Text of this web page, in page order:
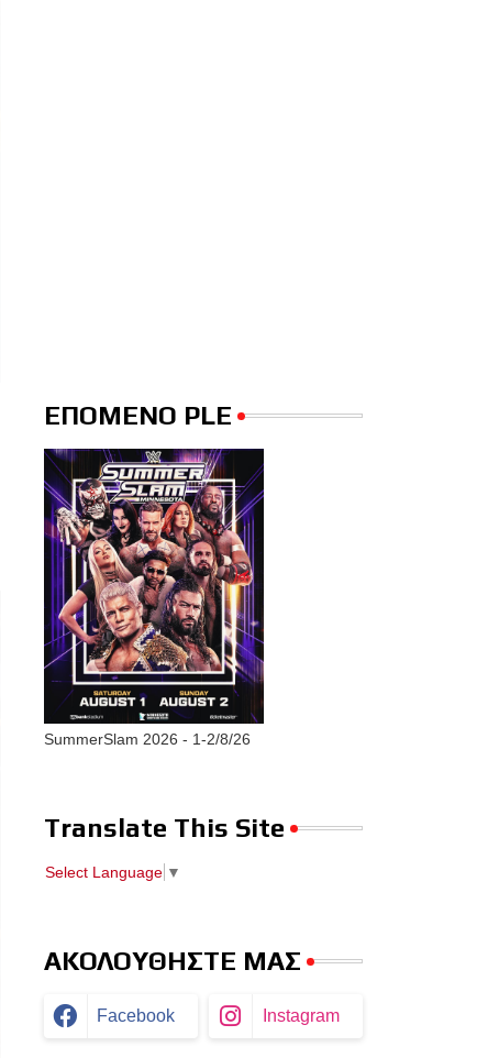
ΕΠΟΜΕΝΟ PLE
SummerSlam 2026 - 1-2/8/26
Translate This Site
Select Language ▼
ΑΚΟΛΟΥΘΗΣΤΕ ΜΑΣ
Facebook Instagram